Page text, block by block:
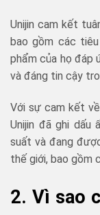
Unijin cam kết
bao gồm các
phẩm của họ đáp
và đáng tin cậy
Với sự cam kết
Unijin đã ghi dấu
suất và đang
thế giới, bao gồm
2. Vì sao